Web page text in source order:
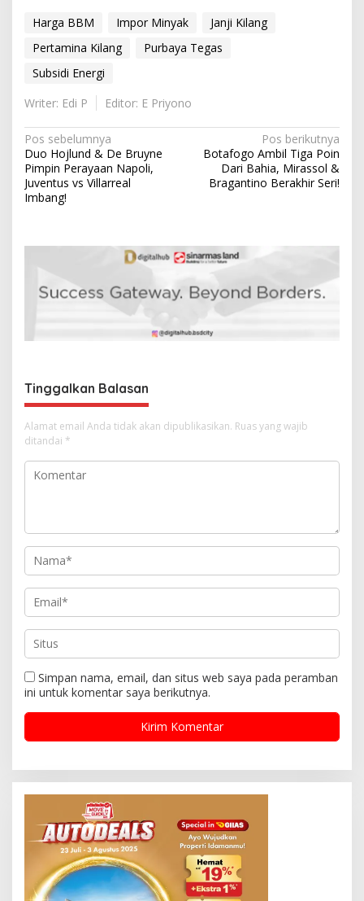
Harga BBM Impor Minyak
Janji Kilang
Pertamina Kilang
Purbaya Tegas
Subsidi Energi
Writer: Edi P
Editor: E Priyono
N
a
v
o
Pos sebelumnya
Duo Hojlund & De Bruyne
Pimpin Perayaan Napoli,
Juventus vs Villarreal
Imbang!
Pos berikutnya
Botafogo Ambil Tiga Poin
Dari Bahia, Mirassol &
Bragantino Berakhir Seri!
Tinggalkan Balasan
Alamat email Anda tidak akan dipublikasikan. Ruas yang wajib
ditandai *
Simpan nama, email, dan situs web saya pada peramban
ini untuk komentar saya berikutnya.